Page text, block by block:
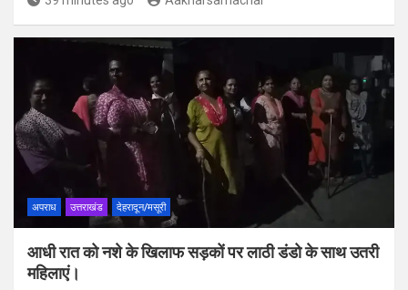
अपराध उत्तराखंड देहरादून/मसूरी
आधी रात को नशे के खिलाफ सड़कों पर लाठी डंडो के साथ उतरी
महिलाएं।